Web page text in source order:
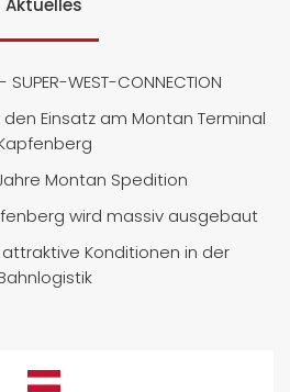
Aktuelles
SUPER-WEST-CONNECTION
Einsatz am Montan Terminal
Montan Spedition
wird massiv ausgebaut
attraktive Konditionen in der